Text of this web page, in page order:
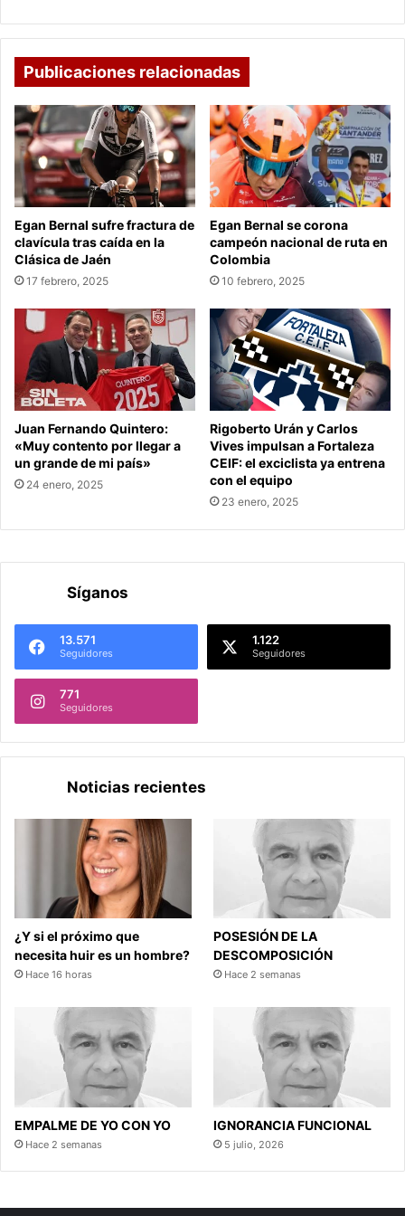
Publicaciones relacionadas
Egan Bernal sufre fractura de
clavícula tras caída en la
Clásica de Jaén
17 febrero, 2025
Egan Bernal se corona
campeón nacional de ruta en
Colombia
10 febrero, 2025
Juan Fernando Quintero:
«Muy contento por llegar a
un grande de mi país»
24 enero, 2025
Rigoberto Urán y Carlos
Vives impulsan a Fortaleza
CEIF: el exciclista ya entrena
con el equipo
23 enero, 2025
Síganos
13.571
Seguidores
1.122
Seguidores
771
Seguidores
Noticias recientes
¿Y si el próximo que
necesita huir es un hombre?
Hace 16 horas
POSESIÓN DE LA
DESCOMPOSICIÓN
Hace 2 semanas
EMPALME DE YO CON YO
Hace 2 semanas
IGNORANCIA FUNCIONAL
5 julio, 2026